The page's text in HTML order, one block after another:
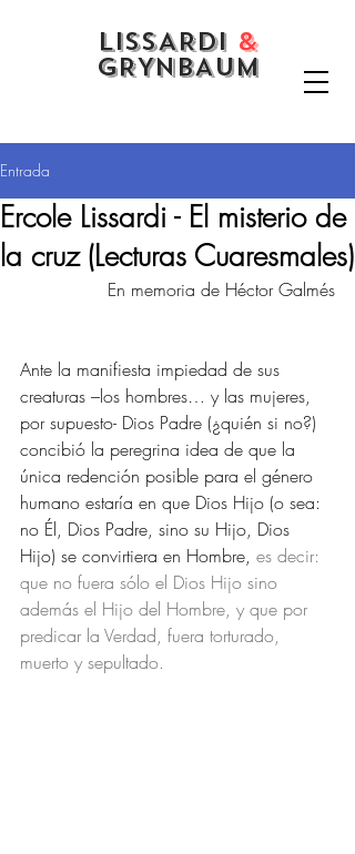
LISSARDI &
GRYNBAUM
Entrada
Ercole Lissardi - El misterio de
la cruz (Lecturas Cuaresmales)
En memoria de Héctor Galmés
Ante la manifiesta impiedad de sus
creaturas –los hombres… y las mujeres,
por supuesto- Dios Padre (¿quién si no?)
concibió la peregrina idea de que la
única redención posible para el género
humano estaría en que Dios Hijo (o sea:
no Él, Dios Padre, sino su Hijo, Dios
Hijo) se convirtiera en Hombre, es decir:
que no fuera sólo el Dios Hijo sino
además el Hijo del Hombre, y que por
predicar la Verdad, fuera torturado,
muerto y sepultado.